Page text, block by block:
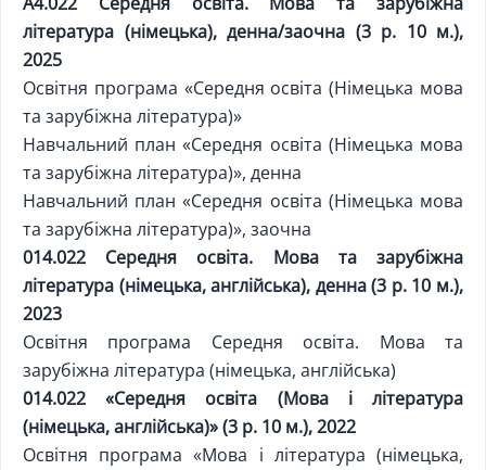
література (німецька), денна/заочна (3 р. 10 м.),
2025
Освітня програма «Середня освіта (Німецька мова
та зарубіжна література)»
Навчальний план «Середня освіта (Німецька мова
та зарубіжна література)», денна
Навчальний план «Середня освіта (Німецька мова
та зарубіжна література)», заочна
014.022 Середня освіта. Мова та зарубіжна
література (німецька, англійська), денна (3 р. 10 м.),
2023
Освітня програма Середня освіта. Мова та
зарубіжна література (німецька, англійська)
014.022 «Середня освіта (Мова і література
(німецька, англійська)» (3 р. 10 м.), 2022
Освітня програма «Мова і література (німецька,